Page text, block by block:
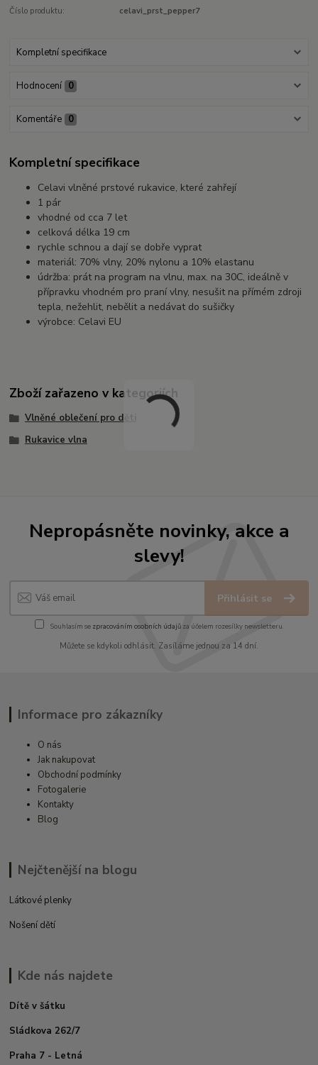
Číslo produktu: celavi_prst_pepper7
Kompletní specifikace
Hodnocení 0
Komentáře 0
Kompletní specifikace
Celavi vlněné prstové rukavice, které zahřejí
1 pár
vhodné od cca 7 let
celková délka 19 cm
rychle schnou a dají se dobře vyprat
materiál: 70% vlny, 20% nylonu a 10% elastanu
údržba: prát na program na vlnu, max. na 30C, ideálně v
přípravku vhodném pro praní vlny, nesušit na přímém zdroji
tepla, nežehlit, nebělit a nedávat do sušičky
výrobce: Celavi EU
Zboží zařazeno v kategoriích
Vlněné oblečení pro děti
Rukavice vlna
Nepropásněte novinky, akce a
slevy!
Přihlásit se
Souhlasím se zpracováním osobních údajůza účelem rozesílky newsletteru.
Můžete se kdykoli odhlásit. Zasíláme jednou za 14 dní.
Informace pro zákazníky
O nás
Jak nakupovat
Obchodní podmínky
Fotogalerie
Kontakty
Blog
Nejčtenější na blogu
Látkové plenky
Nošení dětí
Kde nás najdete
Dítě v šátku
Sládkova 262/7
Praha 7 - Letná